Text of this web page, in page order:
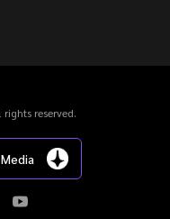
reserved.